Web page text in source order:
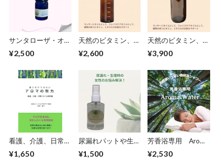
サンタローザ・オー
精油 3.5ml
¥2,500
天然のビタミン、ミ
オーガニックゴール
¥2,600
天然のビタミン、ミ
ーガニックゴールデ
100ml
¥3,900
看護、介護、日常に
だけではない・アロ
¥1,650
尿漏れパットや生理
りで爽やかに消臭、
¥1,500
芳香浴専用 Aroma
本の柑橘の香り)
¥2,530